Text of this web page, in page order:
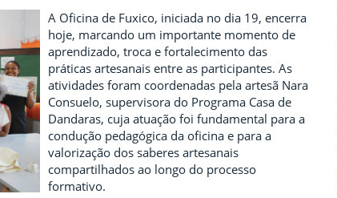
A Oficina de Fuxico, iniciada no dia 19, encerra
hoje, marcando um importante momento de
aprendizado, troca e fortalecimento das
práticas artesanais entre as participantes. As
atividades foram coordenadas pela artesã Nara
Consuelo, supervisora do Programa Casa de
Dandaras, cuja atuação foi fundamental para a
condução pedagógica da oficina e para a
valorização dos saberes artesanais
compartilhados ao longo do processo
formativo.